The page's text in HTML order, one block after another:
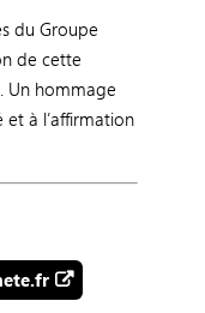
du Groupe
de cette
Un hommage
et à l’affirmation